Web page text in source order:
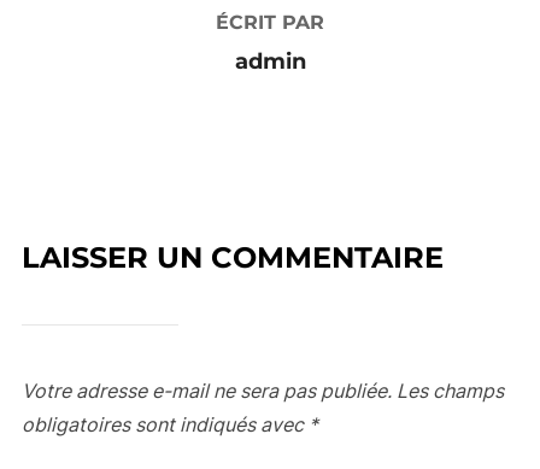
ÉCRIT PAR
admin
LAISSER UN COMMENTAIRE
Votre adresse e-mail ne sera pas publiée. Les champs
obligatoires sont indiqués avec *